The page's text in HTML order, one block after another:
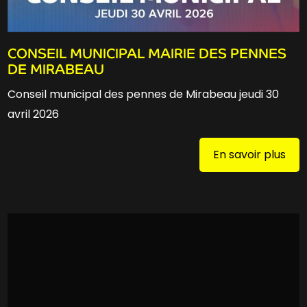
CONSEIL MUNICIPAL MAIRIE DES PENNES
DE MIRABEAU
Conseil municipal des pennes de Mirabeau jeudi 30
avril 2026
En savoir plus